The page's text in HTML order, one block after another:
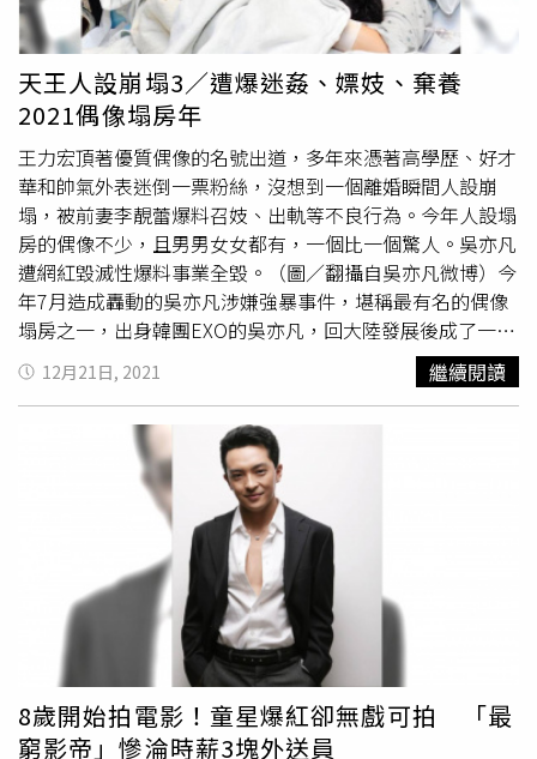
天王人設崩塌3／遭爆迷姦、嫖妓、棄養
2021偶像塌房年
王力宏頂著優質偶像的名號出道，多年來憑著高學歷、好才
華和帥氣外表迷倒一票粉絲，沒想到一個離婚瞬間人設崩
塌，被前妻李靚蕾爆料召妓、出軌等不良行為。今年人設塌
房的偶像不少，且男男女女都有，一個比一個驚人。吳亦凡
遭網紅毀滅性爆料事業全毀。（圖／翻攝自吳亦凡微博）今
年7月造成轟動的吳亦凡涉嫌強暴事件，堪稱最有名的偶像
塌房之一，出身韓團EXO的吳亦凡，回大陸發展後成了一線
流量偶像，然而卻被網紅都美竹爆料酒桌選妃、迷姦未成年
少女。吳亦凡發聲明否認，指控都美竹造謠，吳亦凡母親報
警表示兒子被勒索，結果吳亦凡被北京市朝陽區人民檢察院
以涉嫌強姦罪批准逮捕。鄭爽出道以來時常惹出爭議。（圖
／翻攝自鄭爽微博）今年1月鄭爽被前夫張恆爆料代孕棄
養，雙方父母的談判音檔曝光，鄭爽抱怨「這兩個孩子7個
月，打也打不掉，他媽的，我都煩死了」形象全毀，她父母
也提出給代孕孩子找領養家庭的打算，引起眾人一片譁然。
後鄭爽又爆出陰陽合約一事，拆分收入獲取「
偷逃稅等違法犯罪行為，如今她退出演藝圈，10月時在IG痛
罵中國政府無能。李雲迪因嫖娼被捕，形象大傷。（圖／翻
攝自李雲迪臉書）王力宏的好友「鋼琴王子」李雲迪，兩人
今年可說是難兄難弟，雙雙被爆出嫖妓，李雲迪遭北京市朝
陽區公安分局行政拘留，坦承嫖妓。中國音樂家協會取消其
12月21日, 2021 繼續閱讀
8歲開始拍電影！童星爆紅卻無戲可拍 「最
窮影帝」慘淪時薪3塊外送員